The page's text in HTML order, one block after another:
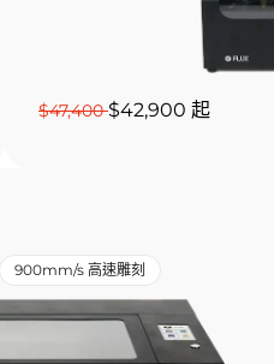
$47,400$42,900 起
900mm/s 高速雕刻